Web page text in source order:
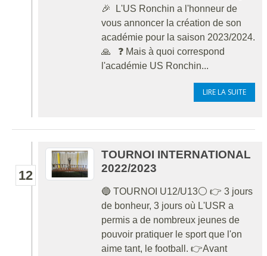
🎉 L'US Ronchin a l'honneur de
vous annoncer la création de son
académie pour la saison 2023/2024.
🙏 ❓ Mais à quoi correspond
l'académie US Ronchin...
LIRE LA SUITE
12
TOURNOI INTERNATIONAL
2022/2023
🔵 TOURNOI U12/U13⚪ 👉 3 jours
de bonheur, 3 jours où L'USR a
permis a de nombreux jeunes de
pouvoir pratiquer le sport que l'on
aime tant, le football. 👉Avant